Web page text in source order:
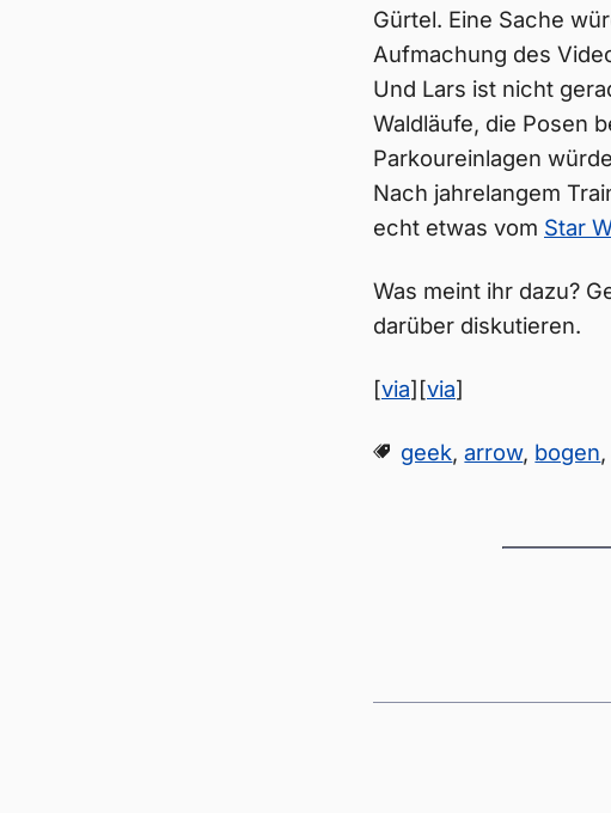
Gürtel. Eine Sache
Aufmachung des
Und Lars ist nicht
Waldläufe, die Posen
Parkoureinlagen
Nach jahrelangem
echt etwas vom Star
Was meint ihr dazu?
darüber diskutieren.
[via][via]
geek,arrow, bogen,